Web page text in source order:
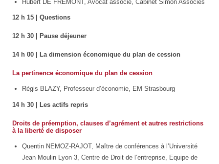
Hubert DE FREMONT, Avocat associé, Cabinet Simon Associés
12 h 15 | Questions
12 h 30 | Pause déjeuner
14 h 00 | La dimension économique du plan de cession
La pertinence économique du plan de cession
Régis BLAZY, Professeur d’économie, EM Strasbourg
14 h 30 | Les actifs repris
Droits de préemption, clauses d’agrément et autres restrictions
à la liberté de disposer
Quentin NEMOZ-RAJOT, Maître de conférences à l’Université
Jean Moulin Lyon 3, Centre de Droit de l’entreprise, Equipe de